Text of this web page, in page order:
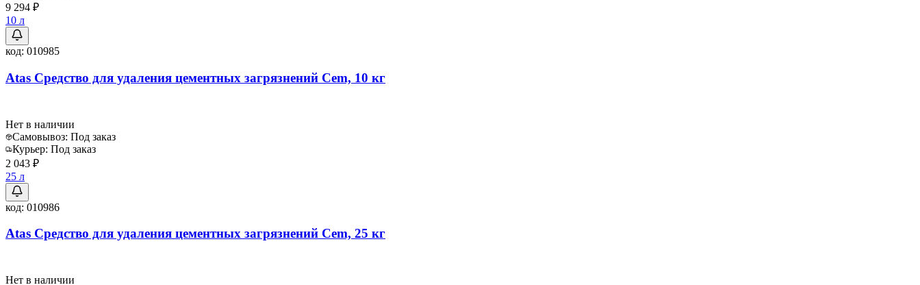
9 294 ₽
10 л
код: 010985
Atas Средство для удаления цементных загрязнений Cem, 10 кг
Нет в наличии
Самовывоз: Под заказ
Курьер: Под заказ
2 043 ₽
25 л
код: 010986
Atas Средство для удаления цементных загрязнений Cem, 25 кг
Нет в наличии